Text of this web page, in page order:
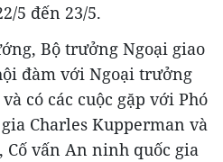
5 đến 23/5.
Bộ trưởng Ngoại giao
đàm với Ngoại trưởng
có các cuộc gặp với Phó
Charles Kupperman và
vấn An ninh quốc gia